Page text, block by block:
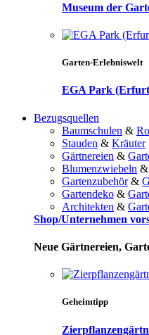
Museum der
Garten-Erlebniswelt
EGA Park
Bezugsquellen
Baumschulen &
Stauden & Kräuter
Gärtnereien &
Blumenzwiebeln &
Gartenzubehör&
Gartendeko &
Architekten &
Shop/Unternehmen
Neue Gärtnereien,
Geheimtipp